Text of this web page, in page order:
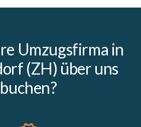
Umzugsfirma in
(ZH) über uns
buchen?